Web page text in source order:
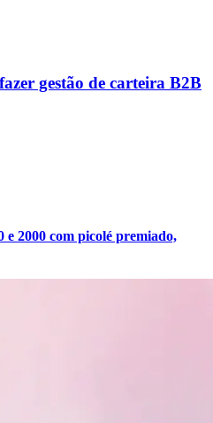
gestão de carteira B2B
e 2000 com picolé premiado,